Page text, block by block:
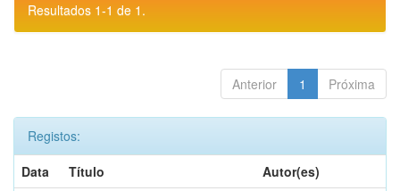
Resultados 1-1 de 1.
Anterior 1 Próxima
Registos:
Data
Título
Autor(es)